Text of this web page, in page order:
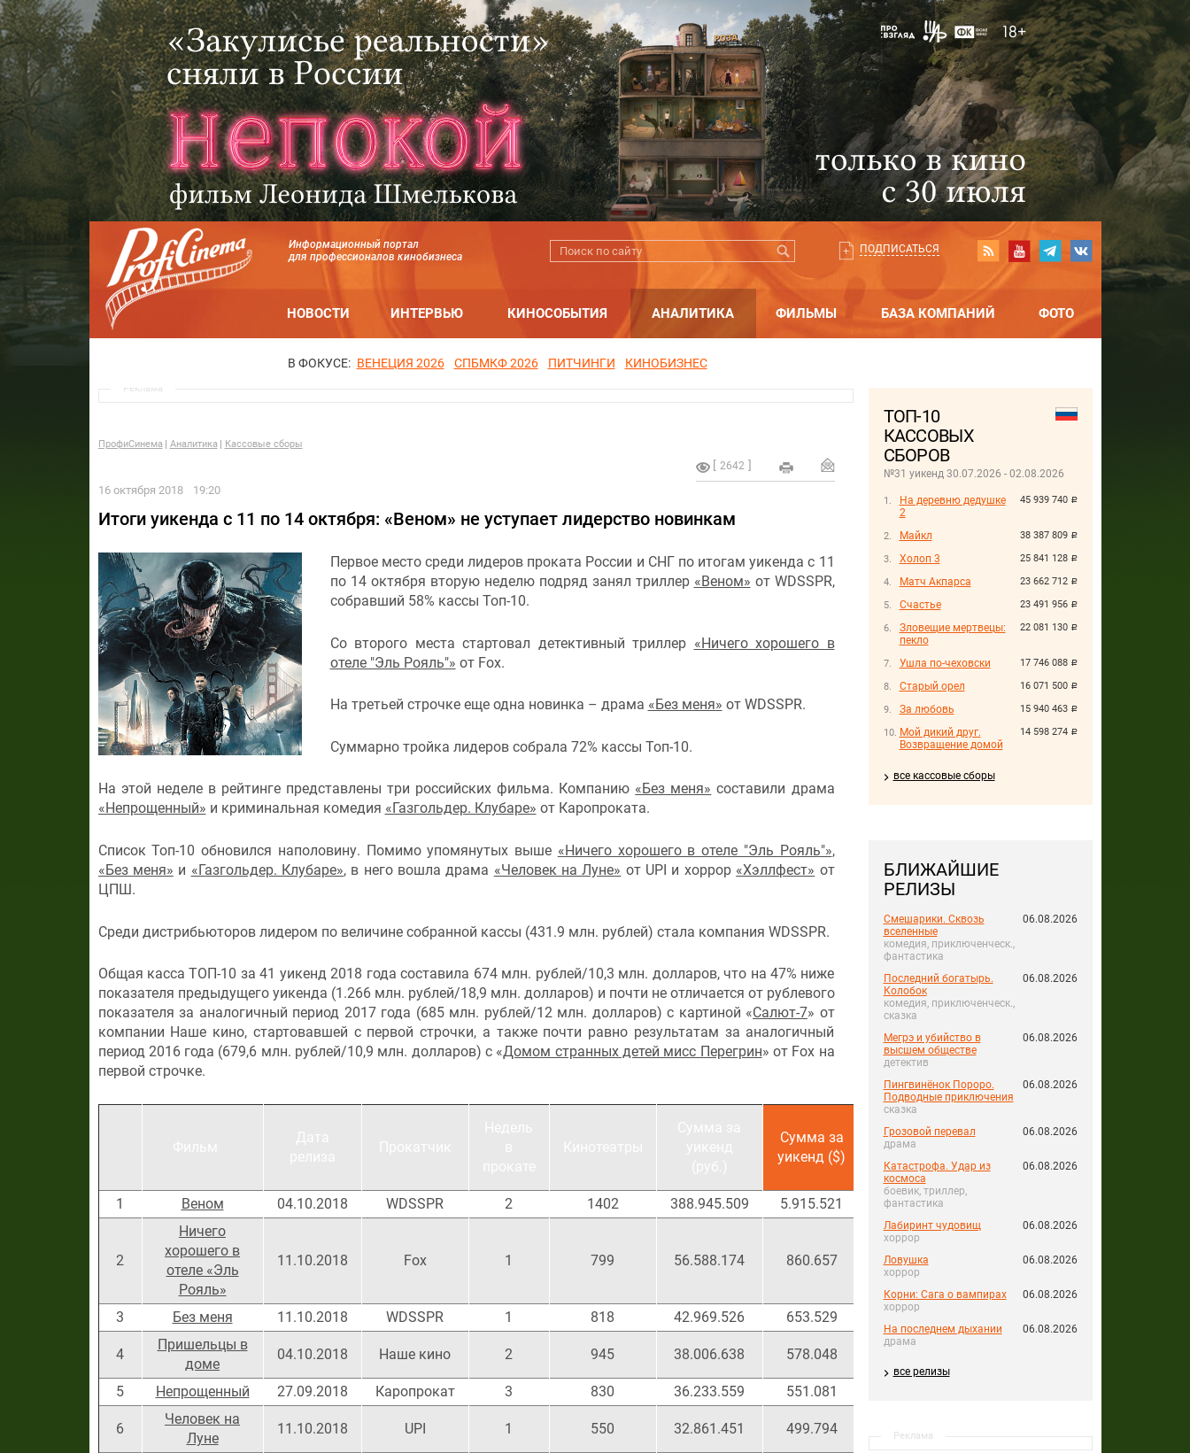
Информационный портал
для профессионалов кинобизнеса
ПОДПИСАТЬСЯ
НОВОСТИ ИНТЕРВЬЮ КИНОСОБЫТИЯ АНАЛИТИКА ФИЛЬМЫ БАЗА КОМПАНИЙ ФОТО
В ФОКУСЕ: ВЕНЕЦИЯ 2026 СПБМКФ 2026 ПИТЧИНГИ КИНОБИЗНЕС
ТОП-10
КАССОВЫХ
СБОРОВ
№31 уикенд 30.07.2026 - 02.08.2026
45 939 740 руб.
На деревню дедушке
2
38 387 809 руб.
Майкл
25 841 128 руб.
Холоп 3
23 662 712 руб.
Матч Акпарса
23 491 956 руб.
Счастье
22 081 130 руб.
Зловещие мертвецы:
пекло
17 746 088 руб.
Ушла по-чеховски
16 071 500 руб.
Старый орел
15 940 463 руб.
За любовь
14 598 274 руб.
Мой дикий друг.
Возвращение домой
все кассовые сборы
БЛИЖАЙШИЕ
РЕЛИЗЫ
Смешарики. Сквозь
вселенные
комедия, приключенческ.,
фантастика
06.08.2026
Последний богатырь.
Колобок
комедия, приключенческ.,
сказка
06.08.2026
Мегрэ и убийство в
высшем обществе
детектив
06.08.2026
Пингвинёнок Пороро.
Подводные приключения
сказка
06.08.2026
Грозовой перевал
драма
06.08.2026
Катастрофа. Удар из
космоса
боевик, триллер,
фантастика
06.08.2026
Лабиринт чудовищ
хоррор
06.08.2026
Ловушка
хоррор
06.08.2026
Корни: Сага о вампирах
хоррор
06.08.2026
На последнем дыхании
драма
06.08.2026
все релизы
Реклама
Реклама
ПрофиСинема Аналитика Кассовые сборы
2642
16 октября 2018 19:20
Итоги уикенда с 11 по 14 октября: «Веном» не уступает лидерство новинкам
Первое место среди лидеров проката России и СНГ по итогам уикенда с 11
по 14 октября вторую неделю подряд занял триллер «Веном» от WDSSPR,
собравший 58% кассы Топ-10.
Со второго места стартовал детективный триллер «Ничего хорошего в
отеле "Эль Рояль"» от Fox.
На третьей строчке еще одна новинка – драма «Без меня» от WDSSPR.
Суммарно тройка лидеров собрала 72% кассы Топ-10.
На этой неделе в рейтинге представлены три российских фильма. Компанию «Без меня» составили драма
«Непрощенный» и криминальная комедия «Газгольдер. Клубаре» от Каропроката.
Список Топ-10 обновился наполовину. Помимо упомянутых выше «Ничего хорошего в отеле "Эль Рояль"»,
«Без меня» и «Газгольдер. Клубаре», в него вошла драма «Человек на Луне» от UPI и хоррор «Хэллфест» от
ЦПШ.
Среди дистрибьюторов лидером по величине собранной кассы (431.9 млн. рублей) стала компания WDSSPR.
Общая касса ТОП-10 за 41 уикенд 2018 года составила 674 млн. рублей/10,3 млн. долларов, что на 47% ниже
показателя предыдущего уикенда (1.266 млн. рублей/18,9 млн. долларов) и почти не отличается от рублевого
показателя за аналогичный период 2017 года (685 млн. рублей/12 млн. долларов) с картиной «Салют-7» от
компании Наше кино, стартовавшей с первой строчки, а также почти равно результатам за аналогичный
период 2016 года (679,6 млн. рублей/10,9 млн. долларов) с «Домом странных детей мисс Перегрин» от Fox на
первой строчке.
Сумма за
уикенд ($)
Сумма за все
время
проката
все время
1
Веном 04.10.2018 WDSSPR 2 1402 388.945.509 5.915.521 1.590.768.576
2
Ничего
хорошего в
отеле «Эль
Рояль»
11.10.2018 Fox 1 799 56.588.174 860.657 56.588.174 860.657
3 Без меня 11.10.2018 WDSSPR 1 818 42.969.526 653.529 42.969.526
4
Пришельцы в
доме
04.10.2018 Наше кино 2 945 38.006.638 578.048
5 Непрощенный 27.09.2018 Каропрокат 3 830 36.233.559 551.081
6
Человек на
Луне
11.10.2018 UPI 1 550 32.861.451 499.794 32.861.451